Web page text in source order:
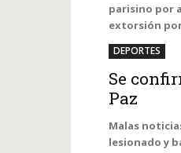
parisino por
extorsión por
DEPORTES
Se
Paz
Malas
lesionado y